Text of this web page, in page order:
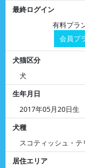
最終ログイン
有料プラ
会員プ
犬猫区分
犬
生年月日
2017年05月20日生
犬種
スコティッシュ・テ
居住エリア